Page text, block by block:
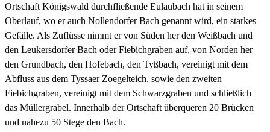
Ortschaft Königswald durchfließende Eulaubach hat in seinem
Oberlauf, wo er auch Nollendorfer Bach genannt wird, ein starkes
Gefälle. Als Zuflüsse nimmt er von Süden her den Weißbach und
den Leukersdorfer Bach oder Fiebichgraben auf, von Norden her
den Grundbach, den Hofebach, den Tyßbach, vereinigt mit dem
Abfluss aus dem Tyssaer Zoegelteich, sowie den zweiten
Fiebichgraben, vereinigt mit dem Schwarzgraben und schließlich
das Müllergrabel. Innerhalb der Ortschaft überqueren 20 Brücken
und nahezu 50 Stege den Bach.